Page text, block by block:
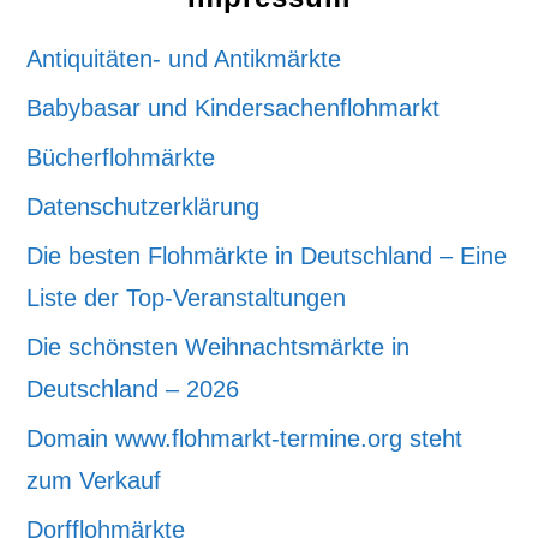
Antiquitäten- und Antikmärkte
Babybasar und Kindersachenflohmarkt
Bücherflohmärkte
Datenschutzerklärung
Die besten Flohmärkte in Deutschland – Eine
Liste der Top-Veranstaltungen
Die schönsten Weihnachtsmärkte in
Deutschland – 2026
Domain www.flohmarkt-termine.org steht
zum Verkauf
Dorfflohmärkte